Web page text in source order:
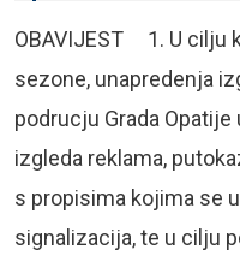
OBAVIJEST 1. U cilju
sezone, unapredenja
podrucju Grada Opatije
izgleda reklama,
s propisima kojima se
signalizacija, te u cilju